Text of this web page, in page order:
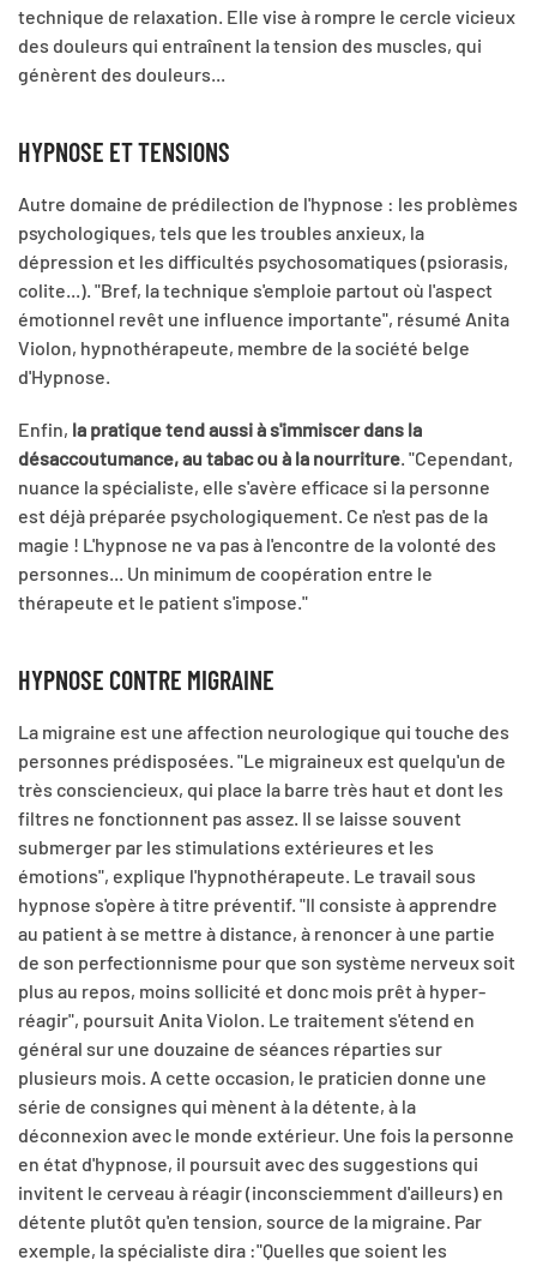
technique de relaxation. Elle vise à rompre le cercle vicieux
des douleurs qui entraînent la tension des muscles, qui
génèrent des douleurs...
HYPNOSE ET TENSIONS
Autre domaine de prédilection de l'hypnose : les problèmes
psychologiques, tels que les troubles anxieux, la
dépression et les difficultés psychosomatiques (psiorasis,
colite...). "Bref, la technique s'emploie partout où l'aspect
émotionnel revêt une influence importante", résumé Anita
Violon, hypnothérapeute, membre de la société belge
d'Hypnose.
Enfin, la pratique tend aussi à s'immiscer dans la
désaccoutumance, au tabac ou à la nourriture. "Cependant,
nuance la spécialiste, elle s'avère efficace si la personne
est déjà préparée psychologiquement. Ce n'est pas de la
magie ! L'hypnose ne va pas à l'encontre de la volonté des
personnes... Un minimum de coopération entre le
thérapeute et le patient s'impose."
HYPNOSE CONTRE MIGRAINE
La migraine est une affection neurologique qui touche des
personnes prédisposées. "Le migraineux est quelqu'un de
très consciencieux, qui place la barre très haut et dont les
filtres ne fonctionnent pas assez. Il se laisse souvent
submerger par les stimulations extérieures et les
émotions", explique l'hypnothérapeute. Le travail sous
hypnose s'opère à titre préventif. "Il consiste à apprendre
au patient à se mettre à distance, à renoncer à une partie
de son perfectionnisme pour que son système nerveux soit
plus au repos, moins sollicité et donc mois prêt à hyper-
réagir", poursuit Anita Violon. Le traitement s'étend en
général sur une douzaine de séances réparties sur
plusieurs mois. A cette occasion, le praticien donne une
série de consignes qui mènent à la détente, à la
déconnexion avec le monde extérieur. Une fois la personne
en état d'hypnose, il poursuit avec des suggestions qui
invitent le cerveau à réagir (inconsciemment d'ailleurs) en
détente plutôt qu'en tension, source de la migraine. Par
exemple, la spécialiste dira :"Quelles que soient les